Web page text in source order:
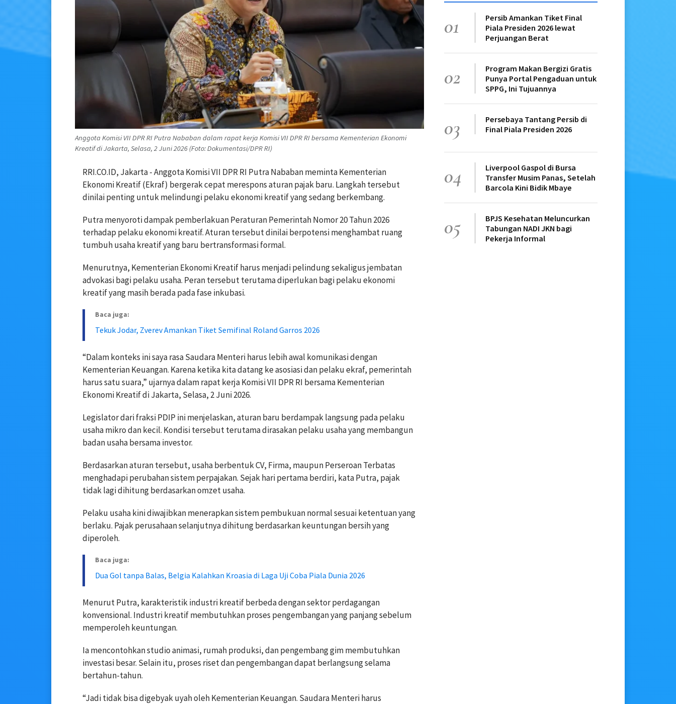
Anggota Komisi VII DPR RI Putra Nababan dalam rapat kerja Komisi VII DPR RI bersama Kementerian Ekonomi
Kreatif di Jakarta, Selasa, 2 Juni 2026 (Foto: Dokumentasi/DPR RI)
RRI.CO.ID, Jakarta - Anggota Komisi VII DPR RI Putra Nababan meminta Kementerian
Ekonomi Kreatif (Ekraf) bergerak cepat merespons aturan pajak baru. Langkah tersebut
dinilai penting untuk melindungi pelaku ekonomi kreatif yang sedang berkembang.
Putra menyoroti dampak pemberlakuan Peraturan Pemerintah Nomor 20 Tahun 2026
terhadap pelaku ekonomi kreatif. Aturan tersebut dinilai berpotensi menghambat ruang
tumbuh usaha kreatif yang baru bertransformasi formal.
Menurutnya, Kementerian Ekonomi Kreatif harus menjadi pelindung sekaligus jembatan
advokasi bagi pelaku usaha. Peran tersebut terutama diperlukan bagi pelaku ekonomi
kreatif yang masih berada pada fase inkubasi.
Baca juga:
Tekuk Jodar, Zverev Amankan Tiket Semifinal Roland Garros 2026
“Dalam konteks ini saya rasa Saudara Menteri harus lebih awal komunikasi dengan
Kementerian Keuangan. Karena ketika kita datang ke asosiasi dan pelaku ekraf, pemerintah
harus satu suara,” ujarnya dalam rapat kerja Komisi VII DPR RI bersama Kementerian
Ekonomi Kreatif di Jakarta, Selasa, 2 Juni 2026.
Legislator dari fraksi PDIP ini menjelaskan, aturan baru berdampak langsung pada pelaku
usaha mikro dan kecil. Kondisi tersebut terutama dirasakan pelaku usaha yang membangun
badan usaha bersama investor.
Berdasarkan aturan tersebut, usaha berbentuk CV, Firma, maupun Perseroan Terbatas
menghadapi perubahan sistem perpajakan. Sejak hari pertama berdiri, kata Putra, pajak
tidak lagi dihitung berdasarkan omzet usaha.
Pelaku usaha kini diwajibkan menerapkan sistem pembukuan normal sesuai ketentuan yang
berlaku. Pajak perusahaan selanjutnya dihitung berdasarkan keuntungan bersih yang
diperoleh.
Baca juga:
Dua Gol tanpa Balas, Belgia Kalahkan Kroasia di Laga Uji Coba Piala Dunia 2026
Menurut Putra, karakteristik industri kreatif berbeda dengan sektor perdagangan
konvensional. Industri kreatif membutuhkan proses pengembangan yang panjang sebelum
memperoleh keuntungan.
Ia mencontohkan studio animasi, rumah produksi, dan pengembang gim membutuhkan
investasi besar. Selain itu, proses riset dan pengembangan dapat berlangsung selama
bertahun-tahun.
“Jadi tidak bisa digebyak uyah oleh Kementerian Keuangan. Saudara Menteri harus
01
Persib Amankan Tiket Final
Piala Presiden 2026 lewat
Perjuangan Berat
02
Program Makan Bergizi Gratis
Punya Portal Pengaduan untuk
SPPG, Ini Tujuannya
03
Persebaya Tantang Persib di
Final Piala Presiden 2026
04
Liverpool Gaspol di Bursa
Transfer Musim Panas, Setelah
Barcola Kini Bidik Mbaye
05
BPJS Kesehatan Meluncurkan
Tabungan NADI JKN bagi
Pekerja Informal